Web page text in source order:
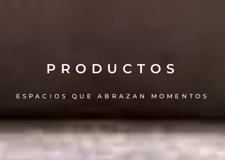
PRODUCTOS
ESPACIOS QUE ABRAZAN MOMENTOS